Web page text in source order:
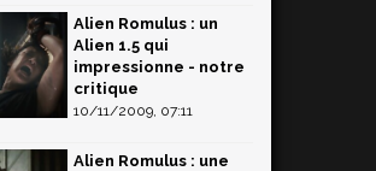
Alien Romulus : un
Alien 1.5 qui
impressionne - notre
critique
10/11/2009, 07:11
Alien Romulus : une